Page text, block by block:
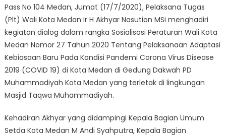
Pass No 104 Medan, Jumat (17/7/2020), Pelaksana Tugas
(Plt) Wali Kota Medan Ir H Akhyar Nasution MSi menghadiri
kegiatan dialog dalam rangka Sosialisasi Peraturan Wali Kota
Medan Nomor 27 Tahun 2020 Tentang Pelaksanaan Adaptasi
Kebiasaan Baru Pada Kondisi Pandemi Corona Virus Disease
2019 (COVID 19) di Kota Medan di Gedung Dakwah PD
Muhammadiyah Kota Medan yang terletak di lingkungan
Masjid Taqwa Muhammadiyah.
Kehadiran Akhyar yang didampingi Kepala Bagian Umum
Setda Kota Medan M Andi Syahputra, Kepala Bagian